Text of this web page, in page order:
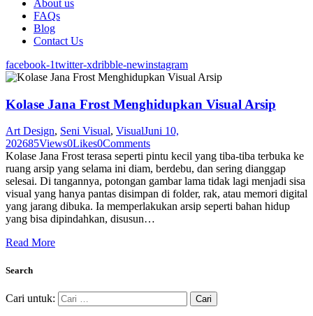
About us
FAQs
Blog
Contact Us
facebook-1twitter-xdribble-newinstagram
Kolase Jana Frost Menghidupkan Visual Arsip
Art Design, Seni Visual, VisualJuni 10,
202685Views0Likes0Comments
Kolase Jana Frost terasa seperti pintu kecil yang tiba-tiba terbuka ke
ruang arsip yang selama ini diam, berdebu, dan sering dianggap
selesai. Di tangannya, potongan gambar lama tidak lagi menjadi sisa
visual yang hanya pantas disimpan di folder, rak, atau memori digital
yang jarang dibuka. Ia memperlakukan arsip seperti bahan hidup
yang bisa dipindahkan, disusun…
Read More
Search
Cari untuk: